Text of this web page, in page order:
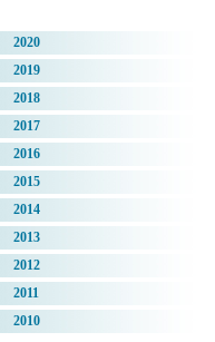
2020
2019
2018
2017
2016
2015
2014
2013
2012
2011
2010